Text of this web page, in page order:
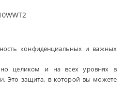
конфиденциальных и важных
целиком и на всех уровнях в
Это защита, в которой вы можете